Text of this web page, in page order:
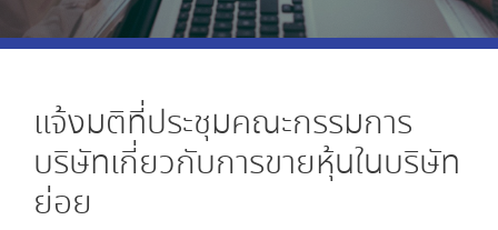
แจ้งมติที่ประชุมคณะกรรมการ
บริษัทเกี่ยวกับการขายหุ้นในบริษัท
ย่อย